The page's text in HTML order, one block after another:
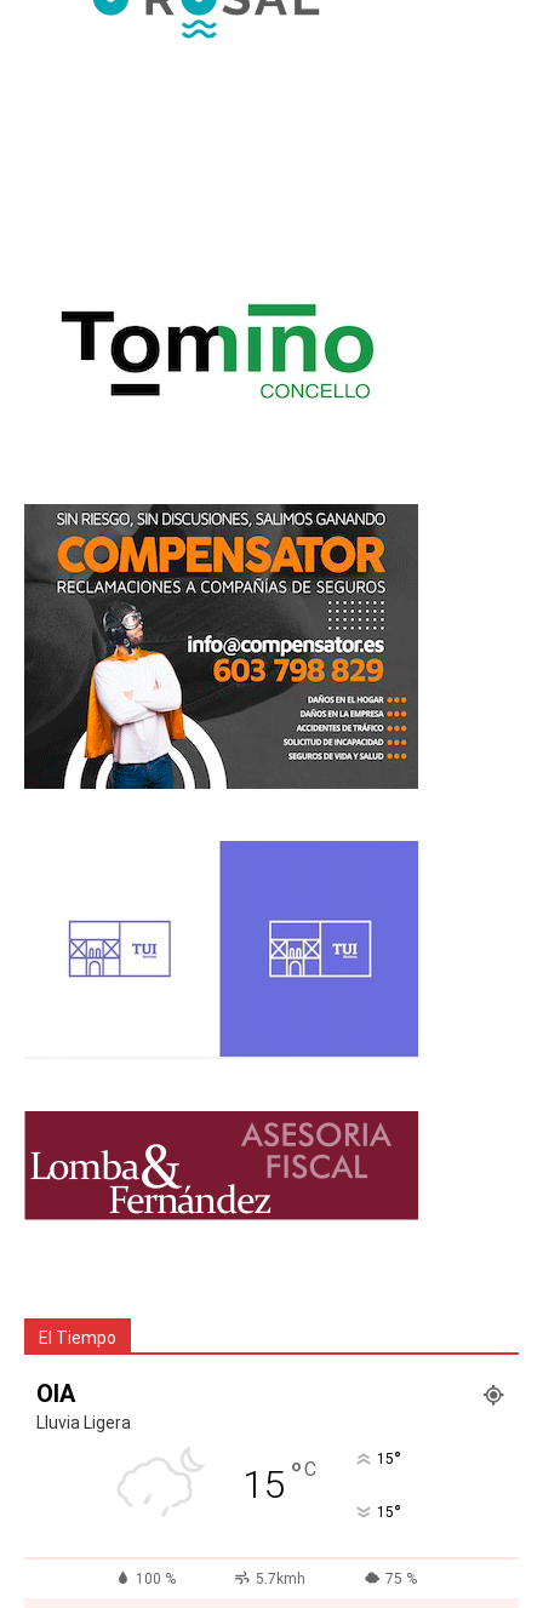
El Tiempo
OIA
Lluvia Ligera
15 °C 15°
15°
100 % 5.7kmh 75 %